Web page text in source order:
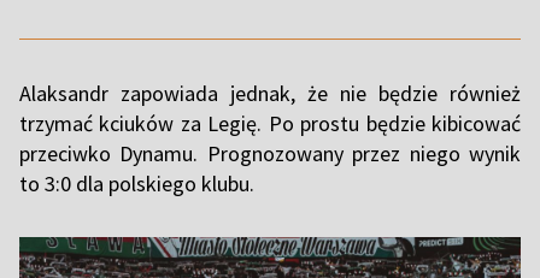
Alaksandr zapowiada jednak, że nie będzie również
trzymać kciuków za Legię. Po prostu będzie kibicować
przeciwko Dynamu. Prognozowany przez niego wynik
to 3:0 dla polskiego klubu.